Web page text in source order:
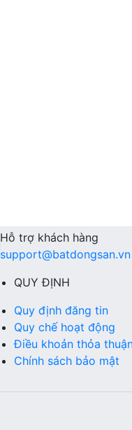
Hỗ trợ khách hàng
support@batdongsan.vn
QUY ĐỊNH
Quy định đăng tin
Quy chế hoạt động
Điều khoản thỏa
Chính sách bảo mật